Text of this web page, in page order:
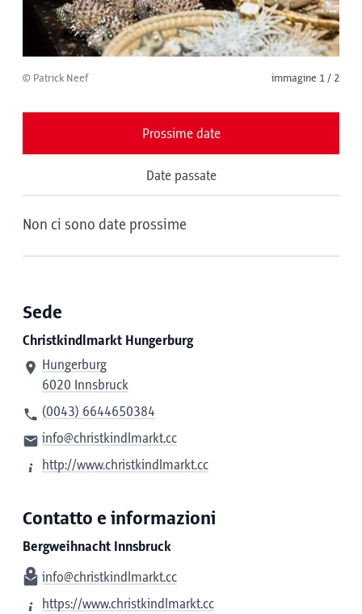
© Patrick Neef immagine 1 / 2
Prossime date
Date passate
Non ci sono date prossime
Sede
Christkindlmarkt Hungerburg
Hungerburg
6020 Innsbruck
(0043) 6644650384
info@christkindlmarkt.cc
http://www.christkindlmarkt.cc
Contatto e informazioni
Bergweihnacht Innsbruck
info@christkindlmarkt.cc
https://www.christkindlmarkt.cc